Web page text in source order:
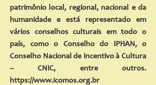
patrimônio local, regional, nacional e da
humanidade e está representado em
vários conselhos culturais em todo o
país, como o Conselho do IPHAN, o
Conselho Nacional de Incentivo à Cultura
– CNIC, entre outros.
https://www.icomos.org.br